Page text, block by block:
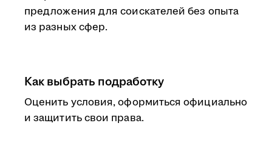
предложения для соискателей без опыта
из разных сфер.
Как выбрать подработку
Оценить условия, оформиться официально
и защитить свои права.